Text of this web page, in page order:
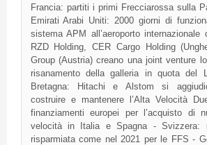
Francia: partiti i primi Frecciarossa sulla
Emirati Arabi Uniti: 2000 giorni di
sistema APM all’aeroporto
RZD Holding, CER Cargo Holding
Group (Austria) creano una joint venture
risanamento della galleria in quota del
Bretagna: Hitachi e Alstom si
costruire e mantenere l’Alta Velocità
finanziamenti europei per l’acquisto di
velocità in Italia e Spagna - Svizzera:
risparmiata come nel 2021 per le FFS -